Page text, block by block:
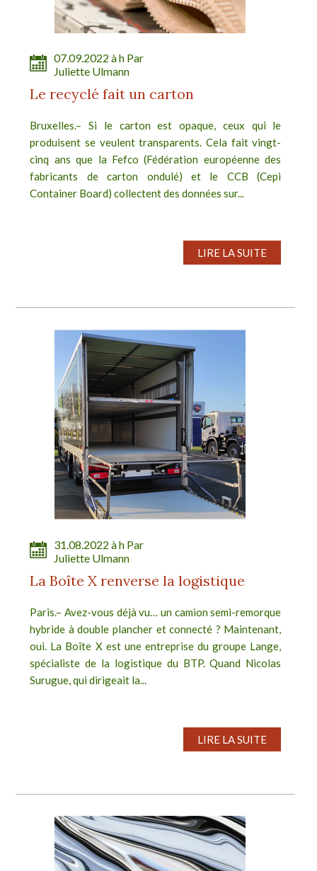
07.09.2022 à h Par
Juliette Ulmann
Le recyclé fait un carton
Bruxelles.– Si le carton est opaque, ceux qui le
produisent se veulent transparents. Cela fait vingt-
cinq ans que la Fefco (Fédération européenne des
fabricants de carton ondulé) et le CCB (Cepi
Container Board) collectent des données sur...
LIRE LA SUITE
31.08.2022 à h Par
Juliette Ulmann
La Boîte X renverse la logistique
Paris.– Avez-vous déjà vu… un camion semi-remorque
hybride à double plancher et connecté ? Maintenant,
oui. La Boîte X est une entreprise du groupe Lange,
spécialiste de la logistique du BTP. Quand Nicolas
Surugue, qui dirigeait la...
LIRE LA SUITE